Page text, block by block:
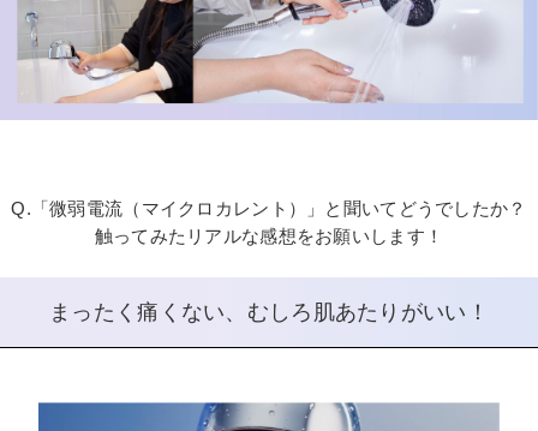
Q.「微弱電流（マイクロカレント）」と聞いてどうでしたか？
触ってみたリアルな感想をお願いします！
まったく痛くない、むしろ肌あたりがいい！